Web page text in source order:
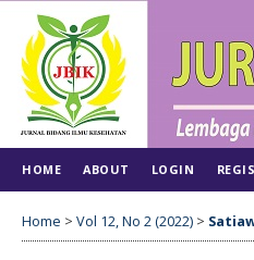
HOME ABOUT LOGIN
Home > Vol 12, No 2 (2022) >